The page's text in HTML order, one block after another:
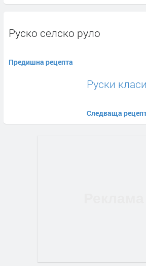
Руско селско руло
Предишна рецепта
Руски
Следваща